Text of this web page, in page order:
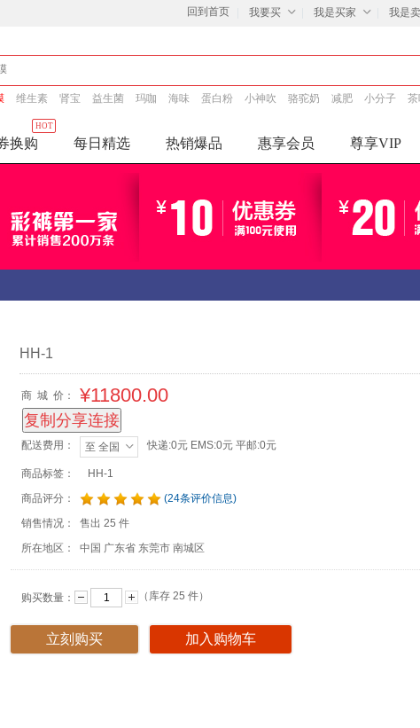
回到首页 我要买 我是买家 我是
维生素 肾宝 益生菌 玛咖 海味 蛋白粉 小神吹 骆驼奶 减肥 小分子
换购
HOT
每日精选 热销爆品 惠享会员 尊享VIP
HH-1
商 城 价： ¥11800.00
复制分享连接
配送费用： 至 全国 快递:0元 EMS:0元 平邮:0元
商品标签：
HH-1
商品评分：
(24条评价信息)
销售情况：
售出 25 件
所在地区：
中国 广东省 东莞市 南城区
购买数量： （库存 25 件）
立刻购买 加入购物车